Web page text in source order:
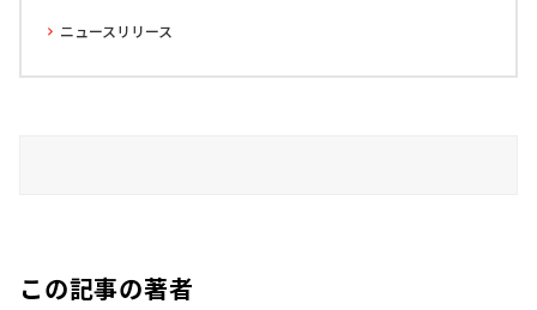
ニュースリリース
この記事の著者